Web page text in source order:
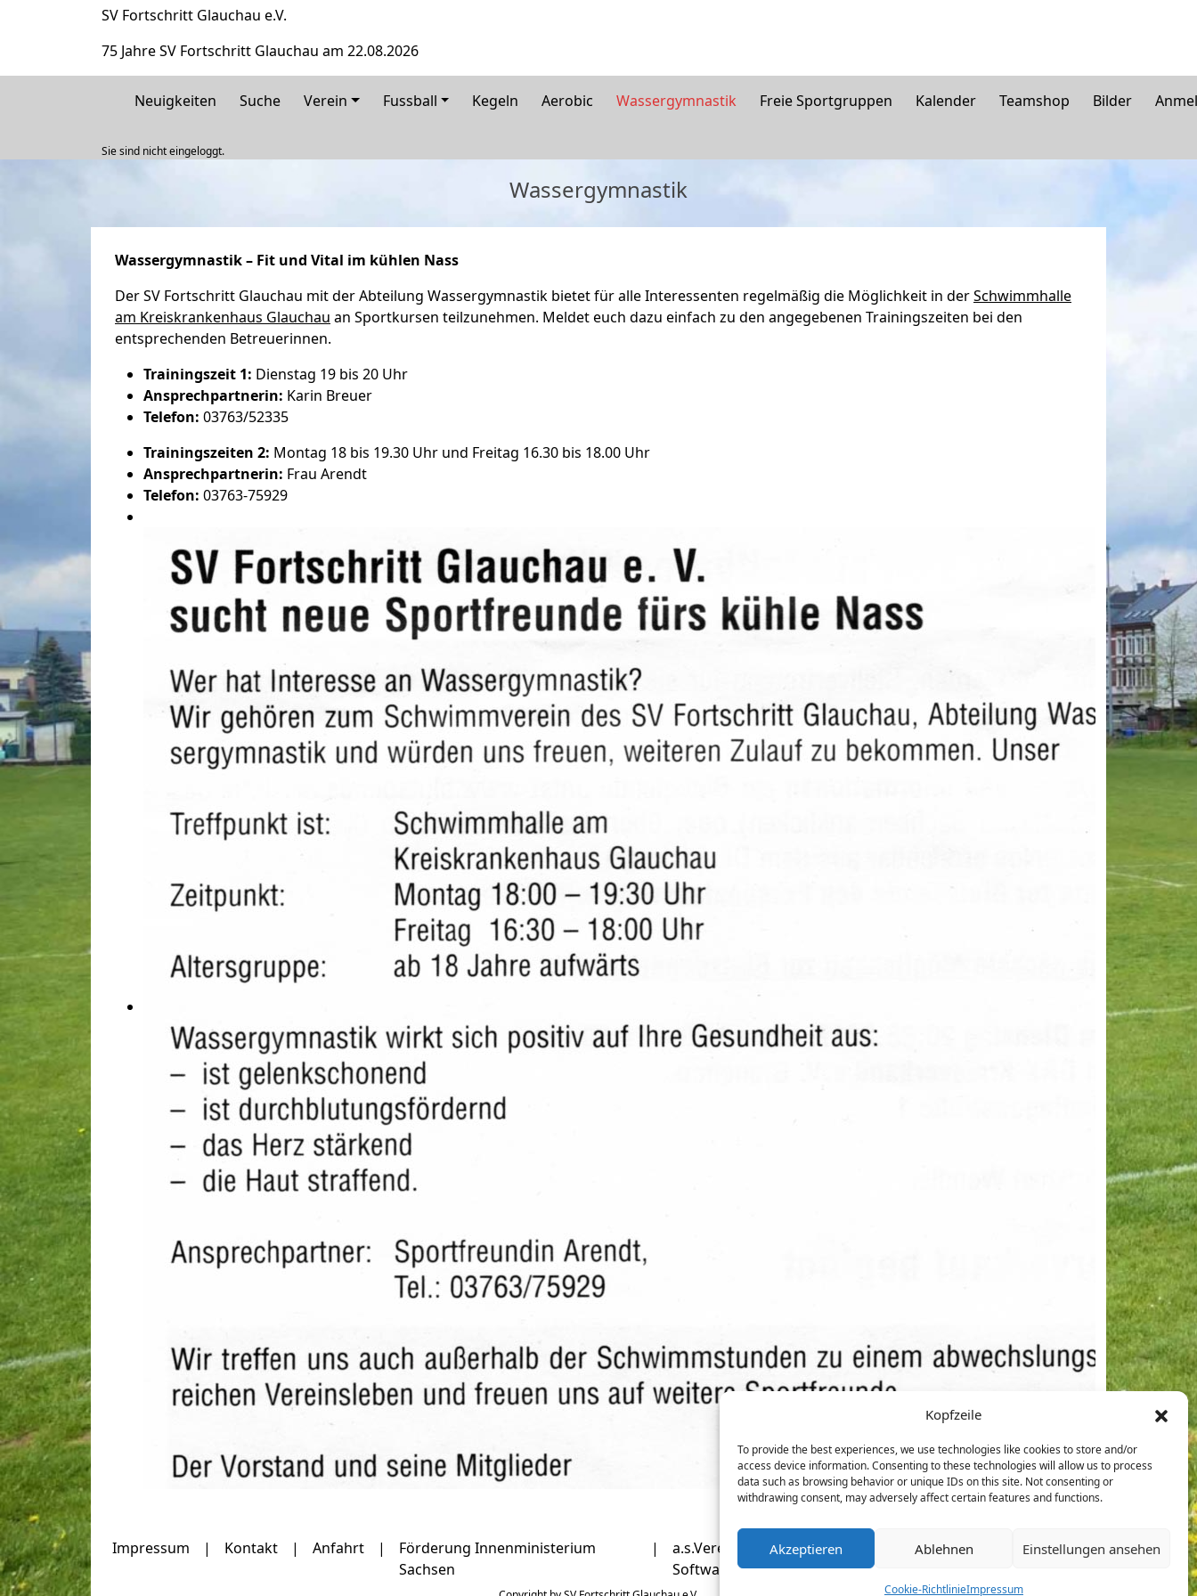
Kopfzeile
To provide the best experiences, we use technologies like cookies to store and/or
access device information. Consenting to these technologies will allow us to process
data such as browsing behavior or unique IDs on this site. Not consenting or
withdrawing consent, may adversely affect certain features and functions.
Akzeptieren Ablehnen Einstellungen ansehen
Cookie-RichtlinieImpressum
SV Fortschritt Glauchau e.V.
75 Jahre SV Fortschritt Glauchau am 22.08.2026
Neuigkeiten Suche Verein Fussball Kegeln Aerobic Wassergymnastik Freie Sportgruppen Kalender Teamshop Bilder
Sie sind nicht eingeloggt.
Wassergymnastik
Wassergymnastik – Fit und Vital im kühlen Nass
Der SV Fortschritt Glauchau mit der Abteilung Wassergymnastik bietet für alle Interessenten regelmäßig die Möglichkeit in derSchwimmhalle
am Kreiskrankenhaus Glauchau an Sportkursen teilzunehmen. Meldet euch dazu einfach zu den angegebenen Trainingszeiten bei den
entsprechenden Betreuerinnen.
Trainingszeit 1: Dienstag 19 bis 20 Uhr
Ansprechpartnerin: Karin Breuer
Telefon: 03763/52335
Trainingszeiten 2: Montag 18 bis 19.30 Uhr und Freitag 16.30 bis 18.00 Uhr
Ansprechpartnerin: Frau Arendt
Telefon: 03763-75929
Impressum | Kontakt | Anfahrt |
Förderung Innenministerium
Sachsen
|
a.s.Verein (Vereinsverwaltung-
Software)
Cookie-Richtlinie